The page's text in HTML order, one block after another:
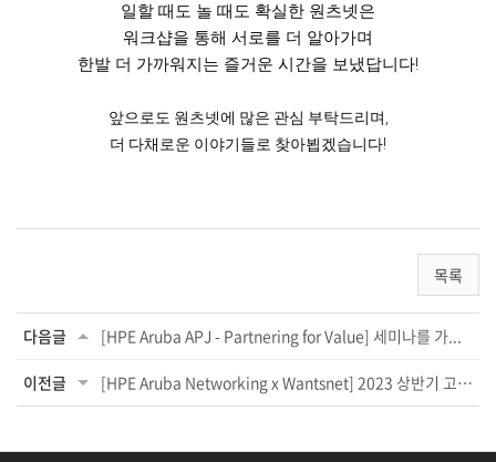
일할 때도 놀 때도 확실한 원츠넷은
워크샵을 통해 서로를 더 알아가며
한발 더 가까워지는 즐거운 시간을 보냈답니다!
앞으로도 원츠넷에 많은 관심 부탁드리며,
더 다채로운 이야기들로 찾아뵙겠습니다!
목록
다음글 [HPE Aruba APJ - Partnering for Value] 세미나를 가...
이전글 [HPE Aruba Networking x Wantsnet] 2023 상반기 고객 세미...